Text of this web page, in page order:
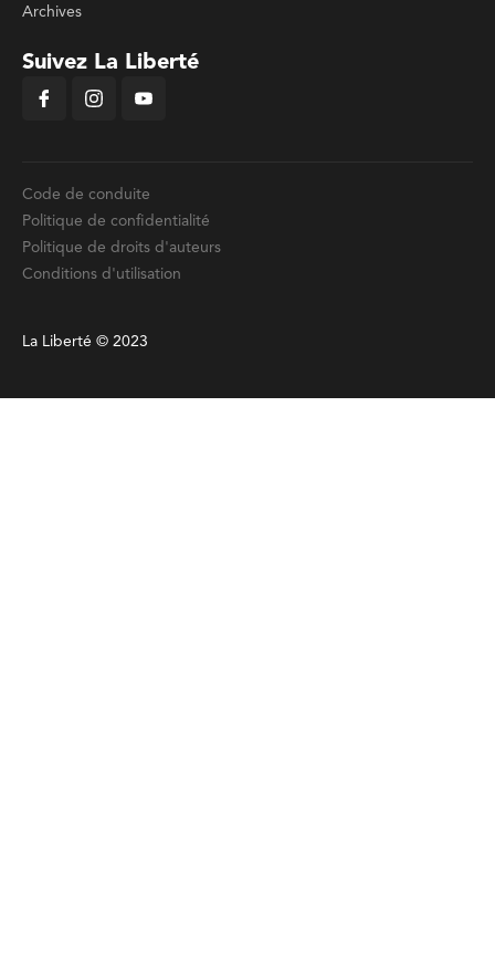
Archives
Suivez La Liberté
Code de conduite
Politique de confidentialité
Politique de droits d'auteurs
Conditions d'utilisation
La Liberté © 2023